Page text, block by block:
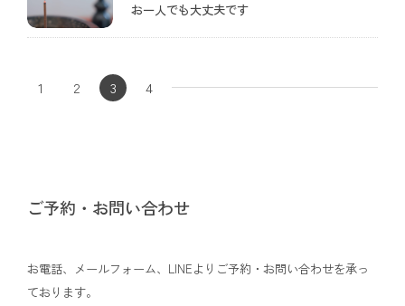
お一人でも大丈夫です
1 2 3 4
ご予約・お問い合わせ
お電話、メールフォーム、LINEよりご予約・お問い合わせを承っ
ております。